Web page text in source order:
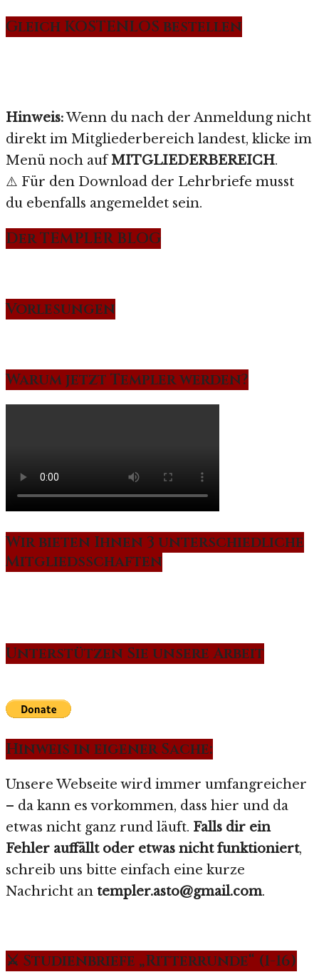
Gleich KOSTENLOS bestellen
Hinweis:Wenn du nach der Anmeldung nicht
direkt im Mitgliederbereich landest, klicke im
Menü noch aufMITGLIEDERBEREICH.
⚠️ Für den Download der Lehrbriefe musst
du ebenfalls angemeldet sein.
Der TEMPLER BLOG
Vorlesungen
Warum jetzt Templer werden?
Wir bieten Ihnen 3 unterschiedliche
Mitgliedsschaften
Unterstützen Sie unsere Arbeit
Hinweis in eigener Sache:
Unsere Webseite wird immer umfangreicher
– da kann es vorkommen, dass hier und da
etwas nicht ganz rund läuft. Falls dir ein
Fehler auffällt oder etwas nicht funktioniert,
schreib uns bitte einfach eine kurze
Nachricht an templer.asto@gmail.com.
⚔️ Studienbriefe „Ritterrunde“ (1-16)